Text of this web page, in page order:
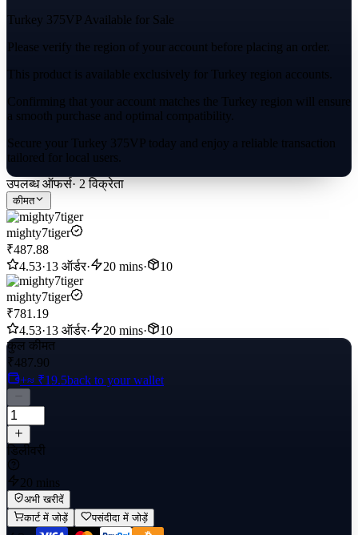
Turkey 375VP Available for Sale
Please verify the region of your account before placing an order.
This product is available exclusively for Turkey region accounts.
Confirming that your account matches the Turkey region will ensure
a smooth purchase and optimal compatibility.
Secure your Turkey 375VP today and enjoy a reliable transaction
tailored for local users.
उपलब्ध ऑफर्स· 2 विक्रेता
कीमत
mighty7tiger
₹487.88
4.53·13 ऑर्डर· 20 mins· 10
mighty7tiger
₹781.19
4.53·13 ऑर्डर· 20 mins·
10
कुल कीमत
₹487.90
+≈ ₹19.5back to your wallet
डिलीवरी
20 mins
अभी खरीदें
कार्ट में जोड़ें
पसंदीदा में जोड़ें